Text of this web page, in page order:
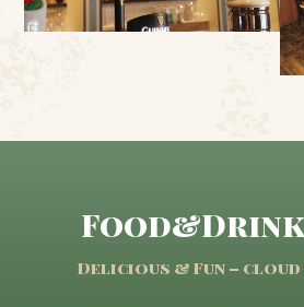
Food&Drink
Delicious & Fun – cloud